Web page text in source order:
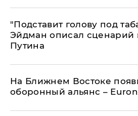
​"Подставит голову под
Эйдман описал сценарий
Путина
На Ближнем Востоке
оборонный альянс –